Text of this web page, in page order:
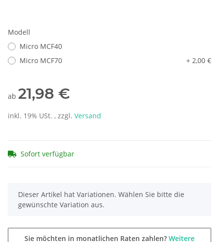
Modell
Micro MCF40
Micro MCF70
+ 2,00 €
ab 21,98 €
inkl. 19% USt. , zzgl. Versand
Sofort verfügbar
x
Dieser Artikel hat Variationen. Wählen Sie bitte die
gewünschte Variation aus.
Sie möchten in monatlichen Raten zahlen? Weitere